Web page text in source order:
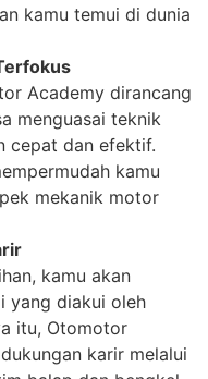
kamu temui di dunia
Academy dirancang
menguasai teknik
cepat dan efektif.
kamu
mekanik motor
kamu akan
yang diakui oleh
itu, Otomotor
karir melalui